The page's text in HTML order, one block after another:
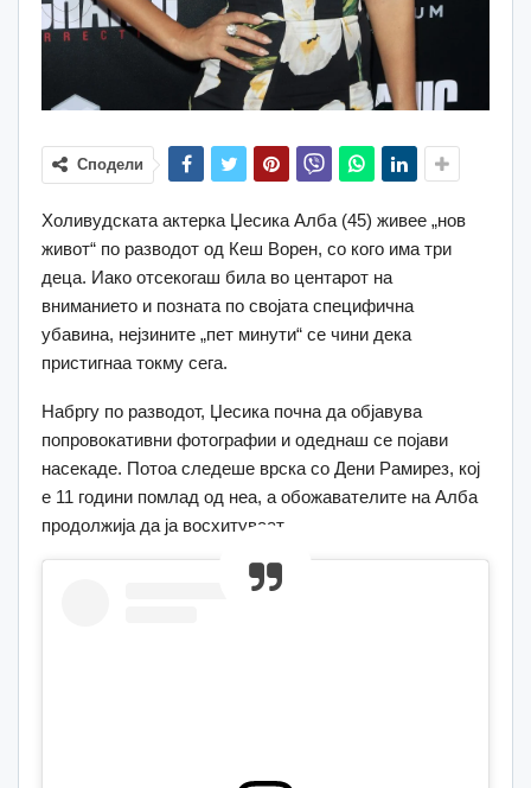
Сподели
Холивудската актерка Џесика Алба (45) живее „нов
живот“ по разводот од Кеш Ворен, со кого има три
деца. Иако отсекогаш била во центарот на
вниманието и позната по својата специфична
убавина, нејзините „пет минути“ се чини дека
пристигнаа токму сега.
Набргу по разводот, Џесика почна да објавува
попровокативни фотографии и одеднаш се појави
насекаде. Потоа следеше врска со Дени Рамирез, кој
е 11 години помлад од неа, а обожавателите на Алба
продолжија да ја восхитуваат.